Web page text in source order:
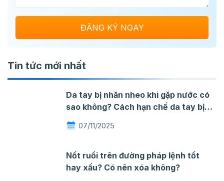
Tin tức mới nhất
Da tay bị nhăn nheo khi gặp nước có
sao không? Cách hạn chế da tay bị
nhăn khi gặp nước
07/11/2025
Nốt ruồi trên đường pháp lệnh tốt
hay xấu? Có nên xóa không?